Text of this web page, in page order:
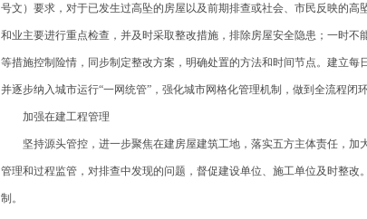
号文）要求，对于已发生过高坠的房屋以及前期排查或社会、市民反映的高
和业主要进行重点检查，并及时采取整改措施，排除房屋安全隐患；一时
等措施控制险情，同步制定整改方案，明确处置的方法和时间节点。建立每
并逐步纳入城市运行“一网统管”，强化城市网格化管理机制，做到全流程闭环
加强在建工程管理
坚持源头管控，进一步聚焦在建房屋建筑工地，落实五方主体责任，加
管理和过程监管，对排查中发现的问题，督促建设单位、施工单位及时整
制。